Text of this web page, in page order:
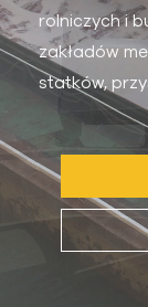
rolniczych i
zakładów
statków,